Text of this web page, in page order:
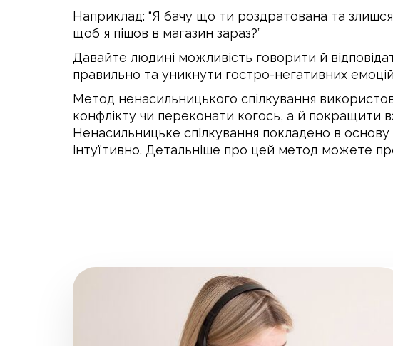
Наприклад: “Я бачу що ти роздратована та злишся
щоб я пішов в магазин зараз?”
Давайте людині можливість говорити й
правильно та уникнути гостро-негативних
Метод ненасильницького спілкування
конфлікту чи переконати когось, а й покращити
Ненасильницьке спілкування покладено в
інтуїтивно. Детальніше про цей метод можете